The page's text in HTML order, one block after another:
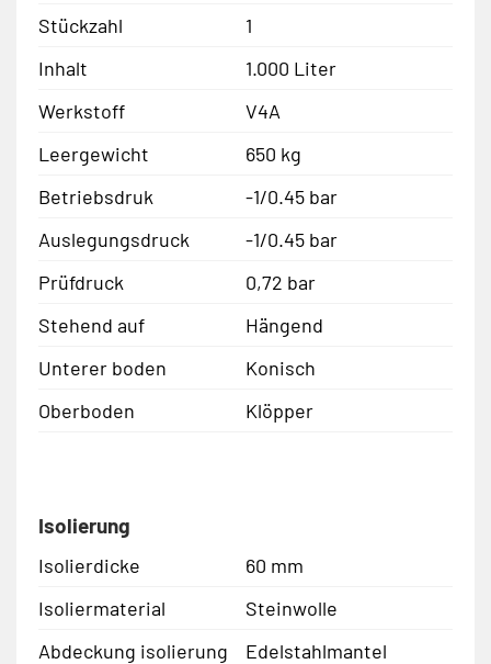
Stückzahl
1
Inhalt
1.000 Liter
Werkstoff
V4A
Leergewicht
650 kg
Betriebsdruk
-1/0.45 bar
Auslegungsdruck
-1/0.45 bar
Prüfdruck
0,72 bar
Stehend auf
Hängend
Unterer boden
Konisch
Oberboden
Klöpper
Isolierung
Isolierdicke
60 mm
Isoliermaterial
Steinwolle
Abdeckung isolierung
Edelstahlmantel